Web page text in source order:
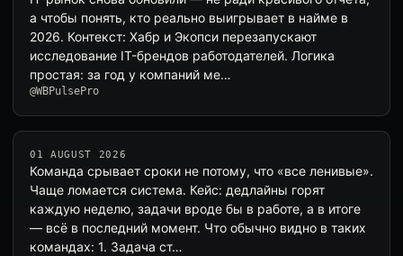
а чтобы понять, кто реально выигрывает в найме в
2026. Контекст: Хабр и Экопси перезапускают
исследование IT-брендов работодателей. Логика
простая: за год у компаний ме…
@WBPulsePro
01 AUGUST 2026
Команда срывает сроки не потому, что «все ленивые».
Чаще ломается система. Кейс: дедлайны горят
каждую неделю, задачи вроде бы в работе, а в итоге
— всё в последний момент. Что обычно видно в таких
командах: 1. Задача ст…